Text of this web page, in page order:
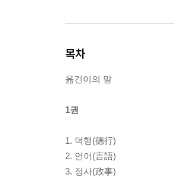
목차
옮긴이의 말
1권
1. 덕행(德行)
2. 언어(言語)
3. 정사(政事)